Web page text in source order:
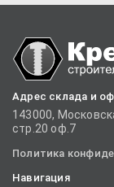
Адрес склада и
143000,
стр.20 оф.7
Политика
Навигация